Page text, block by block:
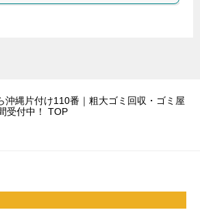
沖縄片付け110番｜粗大ゴミ回収・ゴミ屋
受付中！
TOP